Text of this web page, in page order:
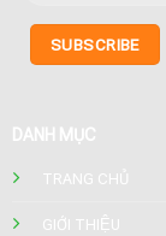
DANH MỤC
TRANG CHỦ
GIỚI THIỆU